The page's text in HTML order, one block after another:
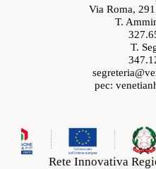
Via Roma,
T.
T.
pec:
Rete Innovativa